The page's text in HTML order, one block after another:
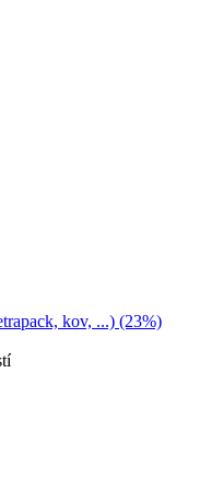
kov, ...) (23%)